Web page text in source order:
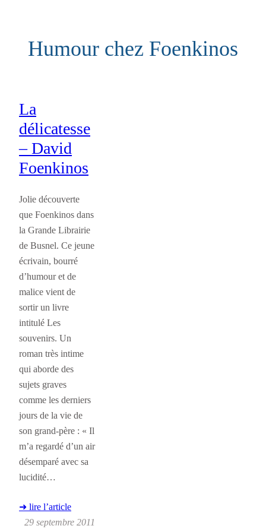
contenuHumour chez Foenkinos
La
délicatesse
– David
Foenkinos
Jolie découverte
que Foenkinos dans
la Grande Librairie
de Busnel. Ce jeune
écrivain, bourré
d’humour et de
malice vient de
sortir un livre
intitulé Les
souvenirs. Un
roman très intime
qui aborde des
sujets graves
comme les derniers
jours de la vie de
son grand-père : « Il
m’a regardé d’un air
désemparé avec sa
lucidité…
➜ lire l’article
29 septembre 2011